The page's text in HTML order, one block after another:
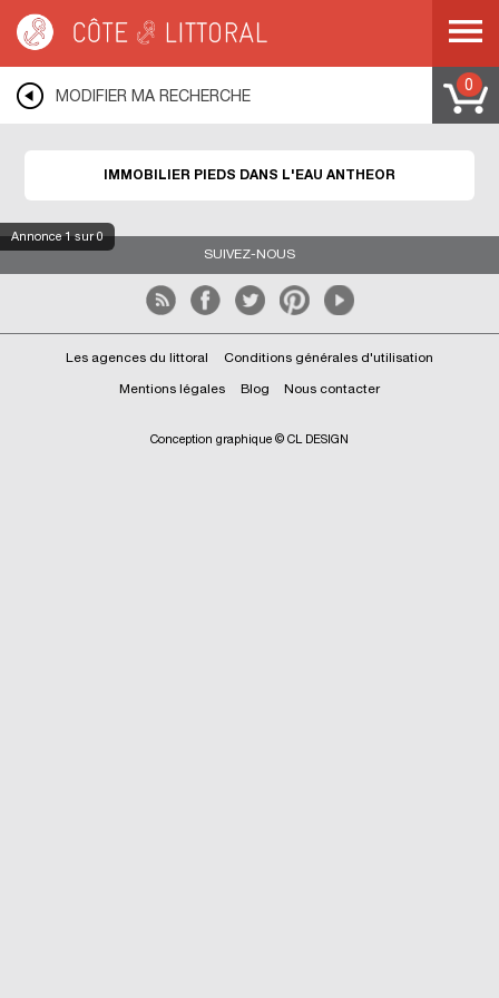
MODIFIER MA RECHERCHE
0
Annonce1sur 0
IMMOBILIER PIEDS DANS L'EAU ANTHEOR
SUIVEZ-NOUS
Les agences du littoral Conditions générales d'utilisation
Mentions légales Blog Nous contacter
Conception graphique © CL DESIGN